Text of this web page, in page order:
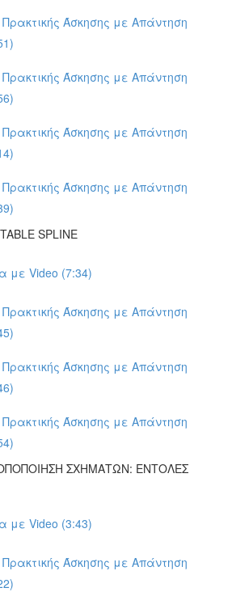
Άσκησης με Απάντηση
Άσκησης με Απάντηση
Άσκησης με Απάντηση
Άσκησης με Απάντηση
SPLINE
με Video (7:34)
Άσκησης με Απάντηση
Άσκησης με Απάντηση
Άσκησης με Απάντηση
ΣΧΗΜΑΤΩΝ: ΕΝΤΟΛΕΣ
με Video (3:43)
Άσκησης με Απάντηση